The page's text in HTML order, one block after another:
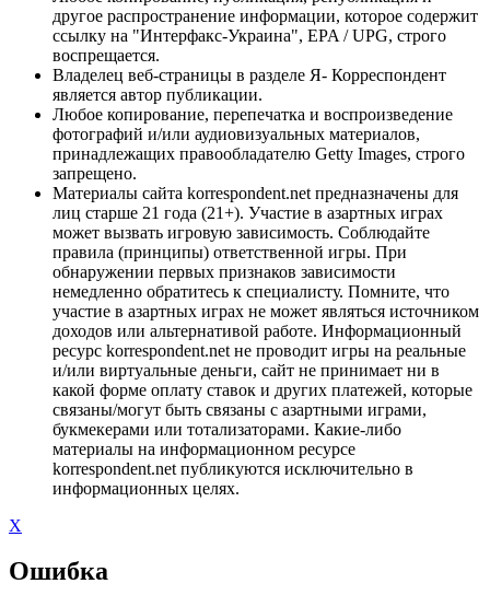
другое распространение информации, которое содержит
ссылку на "Интерфакс-Украина", EPA / UPG, строго
воспрещается.
Владелец веб-страницы в разделе Я- Корреспондент
является автор публикации.
Любое копирование, перепечатка и воспроизведение
фотографий и/или аудиовизуальных материалов,
принадлежащих правообладателю Getty Images, строго
запрещено.
Материалы сайта korrespondent.net предназначены для
лиц старше 21 года (21+). Участие в азартных играх
может вызвать игровую зависимость. Соблюдайте
правила (принципы) ответственной игры. При
обнаружении первых признаков зависимости
немедленно обратитесь к специалисту. Помните, что
участие в азартных играх не может являться источником
доходов или альтернативой работе. Информационный
ресурс korrespondent.net не проводит игры на реальные
и/или виртуальные деньги, сайт не принимает ни в
какой форме оплату ставок и других платежей, которые
связаны/могут быть связаны с азартными играми,
букмекерами или тотализаторами. Какие-либо
материалы на информационном ресурсе
korrespondent.net публикуются исключительно в
информационных целях.
X
Ошибка